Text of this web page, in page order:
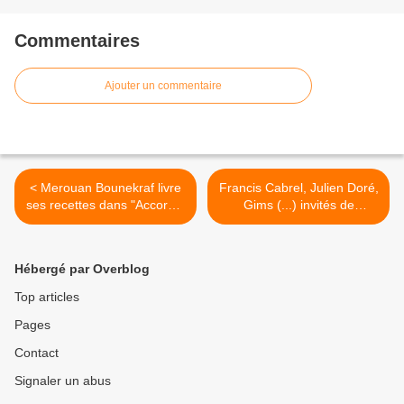
Commentaires
Ajouter un commentaire
< Merouan Bounekraf livre
ses recettes dans "Accords,
mets & vannes"
Francis Cabrel, Julien Doré,
Gims (...) invités de
"Taratata 100% Live" en
Hébergé par Overblog
Top articles
Pages
Contact
Signaler un abus